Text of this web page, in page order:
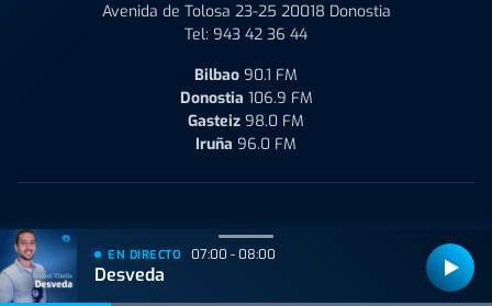
Avenida de Tolosa 23-25 20018 Donostia
Tel: 943 42 36 44
Bilbao 90.1 FM
Donostia 106.9 FM
Gasteiz 98.0 FM
Iruña 96.0 FM
Quiénes Somos Aviso Legal
Política de Privacidad
Política de Cookies
Condiciones de uso y Contratación
EN DIRECTO 07:00 - 08:00
Desveda